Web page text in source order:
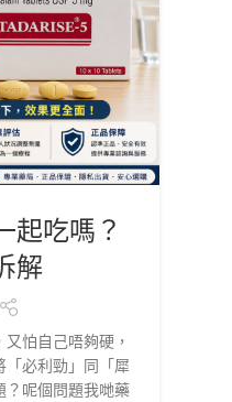
起吃嗎？
解
怕自己唔夠硬，
「必利勁」同「犀
？呢個問題我哋藥